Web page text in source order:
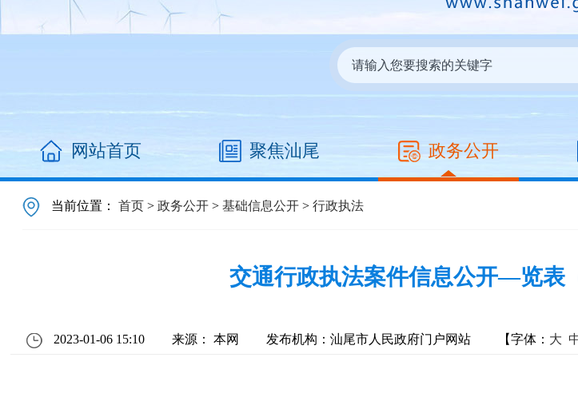
网站首页 聚焦汕尾 政务公开
当前位置：首页 >政务公开 >基础信息公开 >行政执法
交通行政执法案件信息公开—览表
2023-01-06 15:10 来源： 本网 发布机构：汕尾市人民政府门户网站 【字体： 大